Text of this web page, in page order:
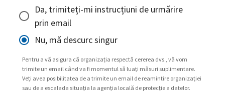
Da, trimiteți-mi instrucțiuni de urmărire
prin email
Nu, mă descurc singur
Pentru a vă asigura că organizația respectă cererea dvs., vă vom
trimite un email când va fi momentul să luați măsuri suplimentare.
Veți avea posibilitatea de a trimite un email de reamintire organizației
sau de a escalada situația la agenția locală de protecție a datelor.